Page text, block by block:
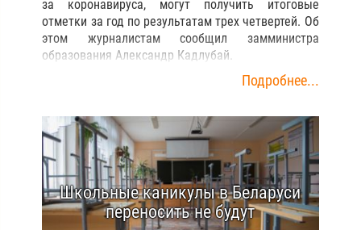
за коронавируса, могут получить итоговые
отметки за год по результатам трех четвертей. Об
этом журналистам сообщил замминистра
образования Александр Кадлубай.
Подробнее...
Школьные каникулы в Беларуси
переносить не будут